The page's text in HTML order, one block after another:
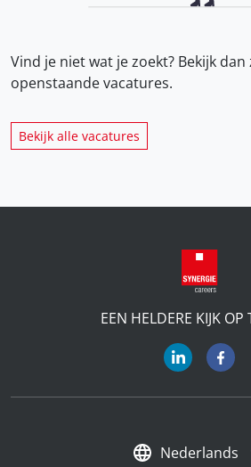
Vind je niet wat je zoekt? Bekijk dan
openstaande vacatures.
Bekijk alle vacatures
EEN HELDERE KIJK OP
Nederlands